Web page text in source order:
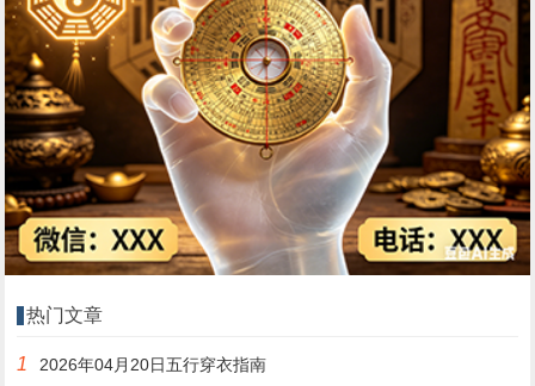
热门文章
1 2026年04月20日五行穿衣指南